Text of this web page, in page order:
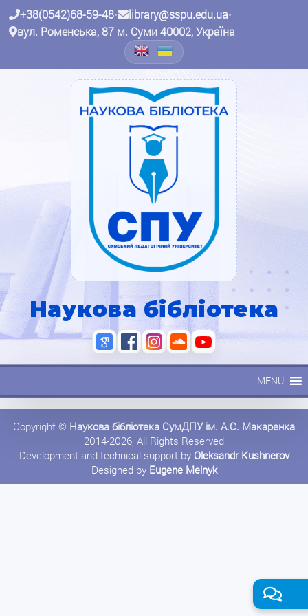
+38(0542)68-59-48• library@sspu.edu.ua•
вул. Роменська, 87 м. Суми 40002, Україна
Наукова бібліотека
MENU
Copyright © Наукова бібліотека СумДПУ ім. А.С. Макаренка
2014-2026, All Rights Reserved
Development and technical support by Oleksandr Kushnerov
Designed by Eugene Melnyk